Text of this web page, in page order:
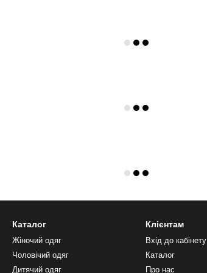
Каталог
Жіночий одяг
Чоловічий одяг
Дитячий одяг
Клієнтам
Вхід до кабінету
Каталог
Про нас